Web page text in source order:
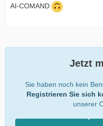
AI-COMAND
Jetzt
Sie haben noch kein
Registrieren Sie sich
unserer